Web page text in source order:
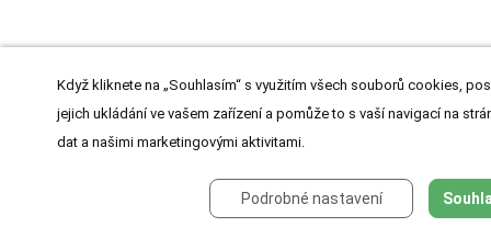
Když kliknete na „Souhlasím“ s využitím všech souborů cookies,
jejich ukládání ve vašem zařízení a pomůže to s vaší navigací na
dat a našimi marketingovými aktivitami.
Podrobné nastavení